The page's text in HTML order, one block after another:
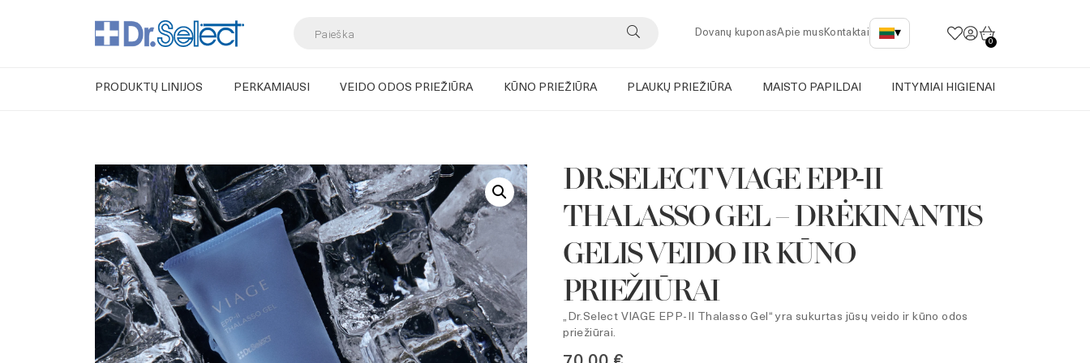
search
Dovanų kuponasApie mus Kontaktai ▾
0
PRODUKTŲ LINIJOS PERKAMIAUSI VEIDO ODOS PRIEŽIŪRA KŪNO PRIEŽIŪRA PLAUKŲ PRIEŽIŪRA MAISTO PAPILDAI INTYMIAI HIGIENAI
DR.SELECT VIAGE EPP-II
THALASSO GEL – DRĖKINANTIS
GELIS VEIDO IR KŪNO
PRIEŽIŪRAI
„Dr.Select VIAGE EPP-II Thalasso Gel“ yra sukurtas jūsų veido ir kūno odos
priežiūrai.